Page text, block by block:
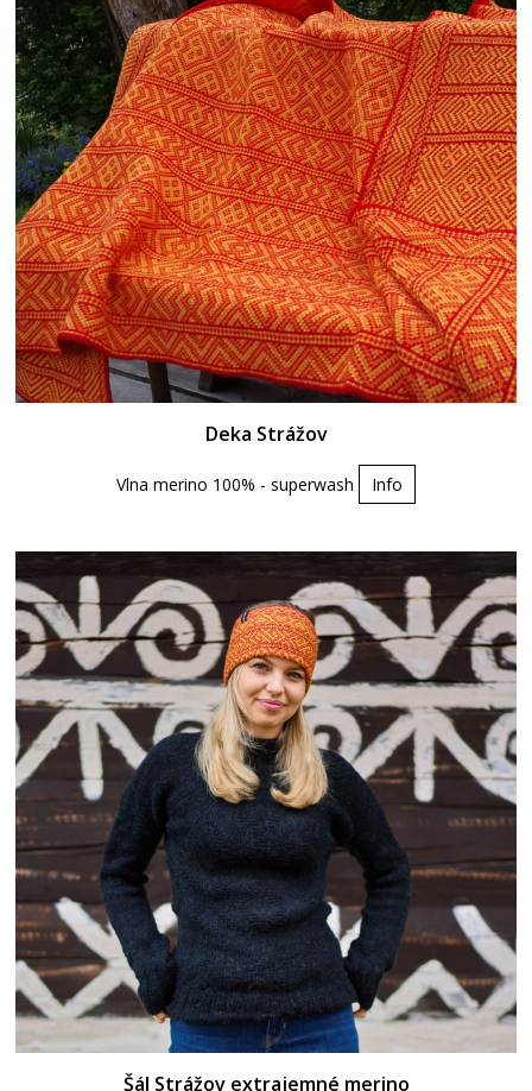
Deka Strážov
Vlna merino 100% - superwash Info
Šál Strážov extrajemné merino